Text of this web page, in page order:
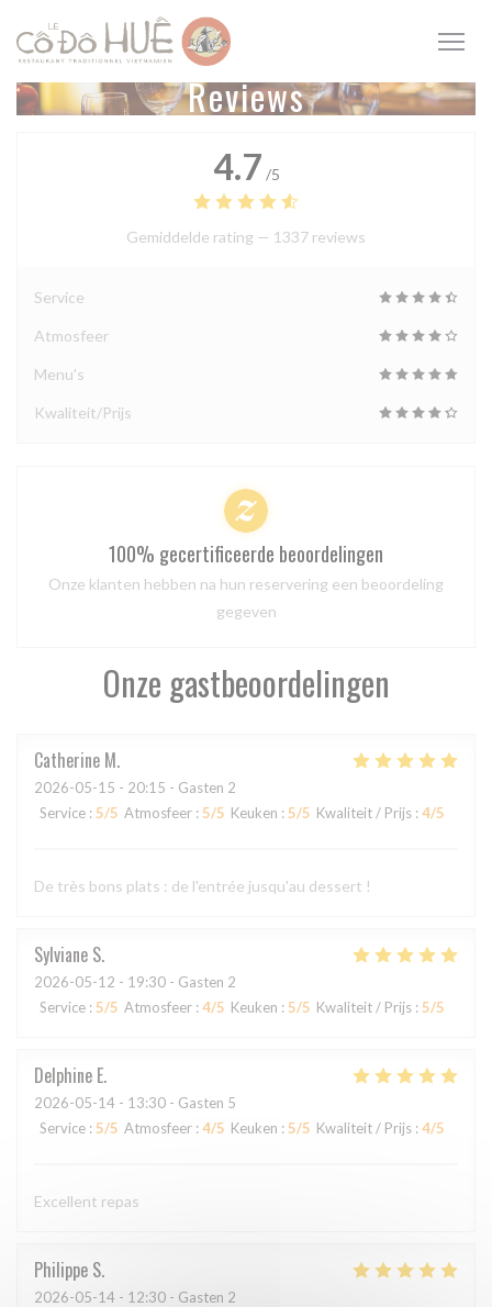
Cookies beheer paneel
Reviews
Onze gastbeoordelingen
Catherine M
2026-05-15 - 20:15 - Gasten 2
Service : 5/5 Atmosfeer : 5/5 Keuken : 5/5 Kwaliteit / Prijs : 4/5
De très bons plats : de l'entrée jusqu'au dessert !
Sylviane S
2026-05-12 - 19:30 - Gasten 2
Service : 5/5 Atmosfeer : 4/5 Keuken : 5/5 Kwaliteit / Prijs : 5/5
Delphine E
2026-05-14 - 13:30 - Gasten 5
Service :5/5 Atmosfeer : 4/5 Keuken : 5/5 Kwaliteit / Prijs : 4/5
Excellent repas
Philippe S
2026-05-14 - 12:30 - Gasten 2
4.7 /5
Gemiddelde rating — 1337 reviews
Service
Atmosfeer
Menu's
Kwaliteit/Prijs
100% gecertificeerde beoordelingen
Onze klanten hebben na hun reservering een beoordeling
gegeven